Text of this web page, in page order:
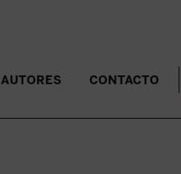
AUTORES CONTACTO